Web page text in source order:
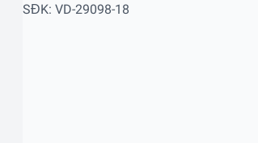
SĐK: VD-29098-18